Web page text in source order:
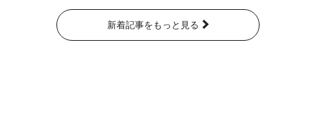
新着記事をもっと見る